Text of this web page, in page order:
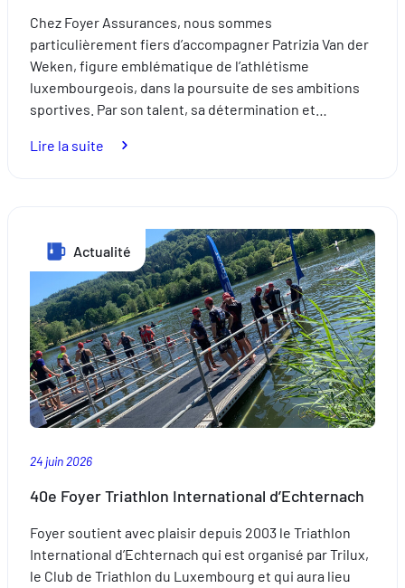
Proposer des offres et services personnalisés et en
les performances. Partager des informations avec les
sociaux utilisés et vous permettre de visualiser du contenu
hébergé sur un site externe.
Chez Foyer Assurances, nous sommes
particulièrement fiers d’accompagner Patrizia Van der
Weken, figure emblématique de l’athlétisme
luxembourgeois, dans la poursuite de ses ambitions
sportives. Par son talent, sa détermination et…
Lire la suite
de
Patrizia
Van
der
Weken
:
un
partenariat
placé
signe
l’excellence
Actualité
24 juin 2026
40e Foyer Triathlon International d’Echternach
Foyer soutient avec plaisir depuis 2003 le Triathlon
International d’Echternach qui est organisé par Trilux,
le Club de Triathlon du Luxembourg et qui aura lieu